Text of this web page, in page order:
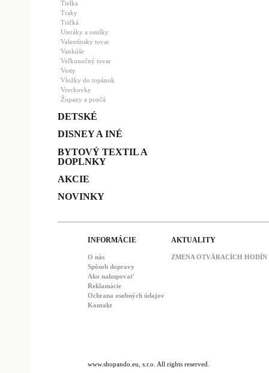
Tielka
Traky
Tričká
Uteráky a osušky
Valentínsky tovar
Vankúše
Veľkonočný tovar
Vesty
Vložky do topánok
Vreckovky
Župany a pončá
DETSKÉ
DISNEY A INÉ
BYTOVÝ TEXTIL A
DOPLNKY
AKCIE
NOVINKY
INFORMÁCIE
O nás
Spôsob dopravy
Ako nakupovať
Reklamácie
Ochrana osobných údajov
Kontakt
AKTUALITY
ZMENA OTVÁRACÍCH HODÍN
www.shopando.eu, s.r.o. All rights reserved.